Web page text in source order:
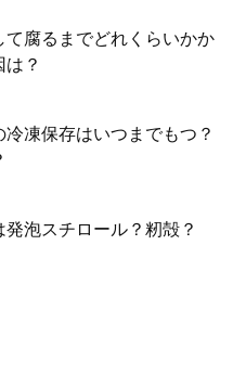
て腐るまでどれくらいかか
？
凍保存はいつまでもつ？
泡スチロール？籾殻？